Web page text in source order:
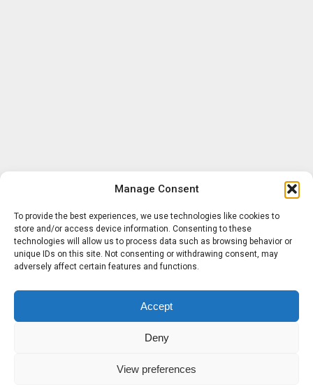
Manage Consent
To provide the best experiences, we use technologies like cookies to
store and/or access device information. Consenting to these
technologies will allow us to process data such as browsing behavior or
unique IDs on this site. Not consenting or withdrawing consent, may
adversely affect certain features and functions.
Accept
Deny
View preferences